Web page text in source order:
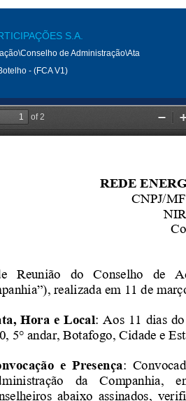
S.A.
de Administração\Ata
- (FCA V1)